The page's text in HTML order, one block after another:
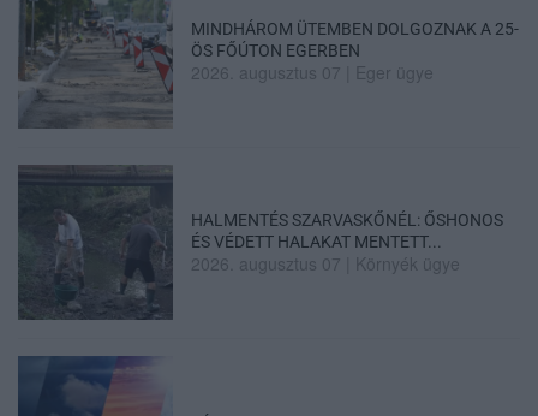
MINDHÁROM ÜTEMBEN DOLGOZNAK A 25-
ÖS FŐÚTON EGERBEN
2026. augusztus 07 Eger ügye
HALMENTÉS SZARVASKŐNÉL: ŐSHONOS
ÉS VÉDETT HALAKAT MENTETT...
2026. augusztus 07 Környék ügye